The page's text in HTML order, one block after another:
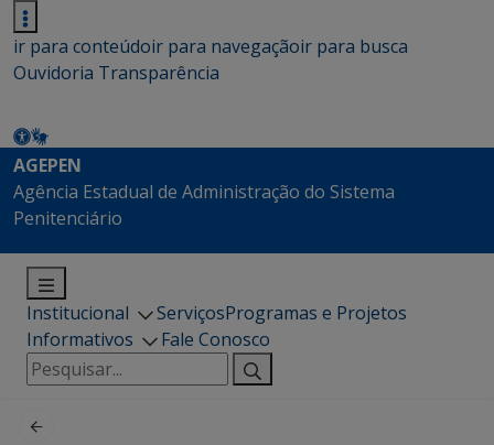
ir para conteúdoir para navegaçãoir para busca
Ouvidoria Transparência
AGEPEN
Agência Estadual de Administração do Sistema
Penitenciário
Institucional ServiçosProgramas e Projetos
Informativos
Fale Conosco
Pesquisar
por: